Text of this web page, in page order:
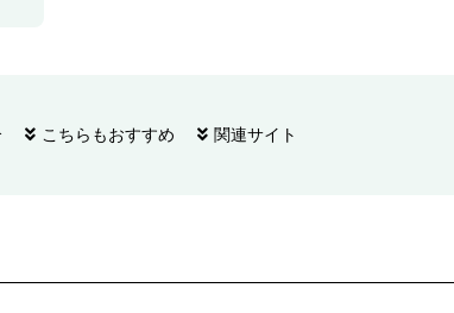
こちらもおすすめ 関連サイト